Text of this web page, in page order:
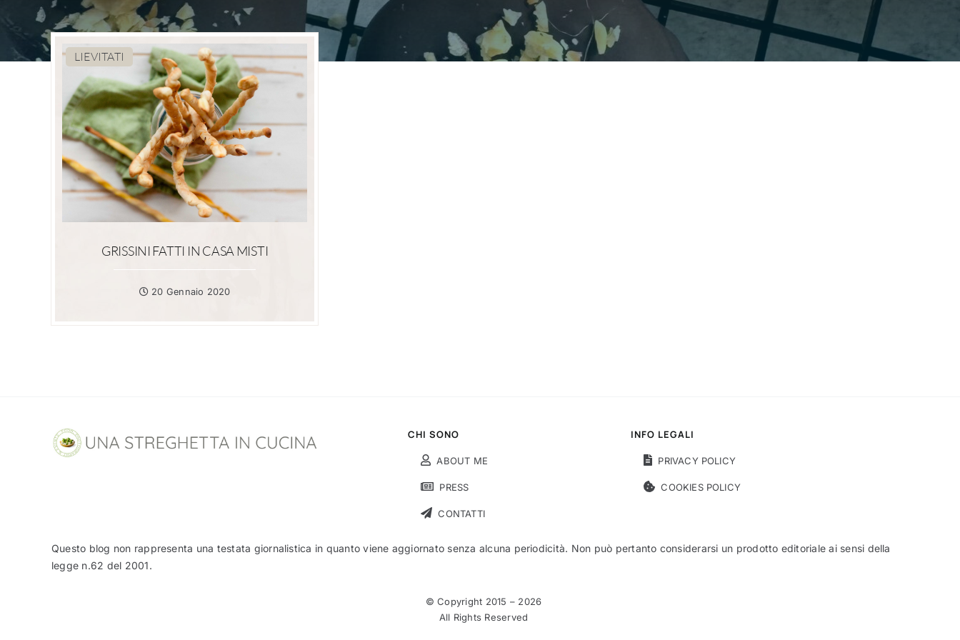
LIEVITATI
GRISSINI FATTI IN CASA MISTI
20 Gennaio 2020
CHI SONO
ABOUT ME
PRESS
CONTATTI
INFO LEGALI
PRIVACY POLICY
COOKIES POLICY
Questo blog non rappresenta una testata giornalistica in quanto viene aggiornato senza alcuna periodicità. Non può pertanto considerarsi un prodotto editoriale ai sensi della
legge n.62 del 2001.
© Copyright 2015 – 2026
All Rights Reserved